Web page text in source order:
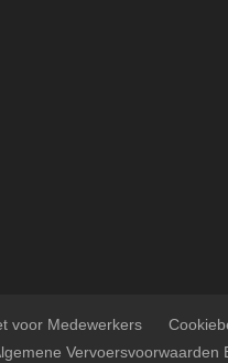
voor Medewerkers
Vervoersvoorwaarden